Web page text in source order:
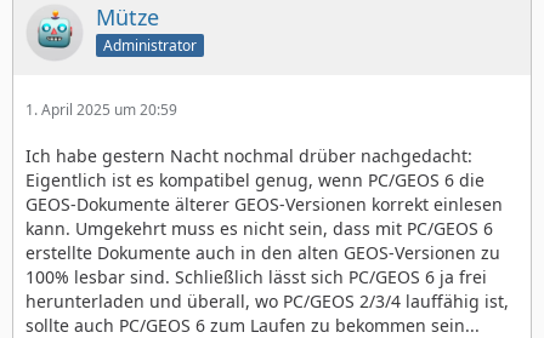
Mütze
Administrator
1. April 2025 um 20:59
Ich habe gestern Nacht nochmal drüber nachgedacht:
Eigentlich ist es kompatibel genug, wenn PC/GEOS 6 die
GEOS-Dokumente älterer GEOS-Versionen korrekt einlesen
kann. Umgekehrt muss es nicht sein, dass mit PC/GEOS 6
erstellte Dokumente auch in den alten GEOS-Versionen zu
100% lesbar sind. Schließlich lässt sich PC/GEOS 6 ja frei
herunterladen und überall, wo PC/GEOS 2/3/4 lauffähig ist,
sollte auch PC/GEOS 6 zum Laufen zu bekommen sein...